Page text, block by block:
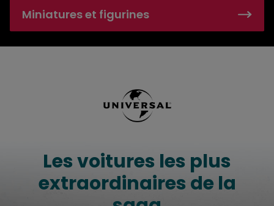
Voitures miniatures Fast & Furious à
Miniatures et figurines
Les voitures les plus
extraordinaires de la